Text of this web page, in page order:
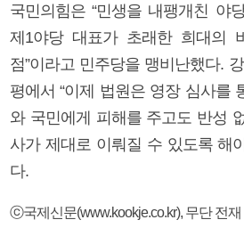
국민의힘은 “민생을 내팽개친 야
제1야당 대표가 초래한 희대의
점”이라고 민주당을 맹비난했다.
평에서 “이제 법원은 영장 심사를
와 국민에게 피해를 주고도 반성
사가 제대로 이뤄질 수 있도록 해
다.
ⓒ국제신문(www.kookje.co.kr), 무단 전